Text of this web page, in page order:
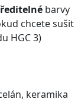
barvy
chcete sušit
HGC 3)
keramika